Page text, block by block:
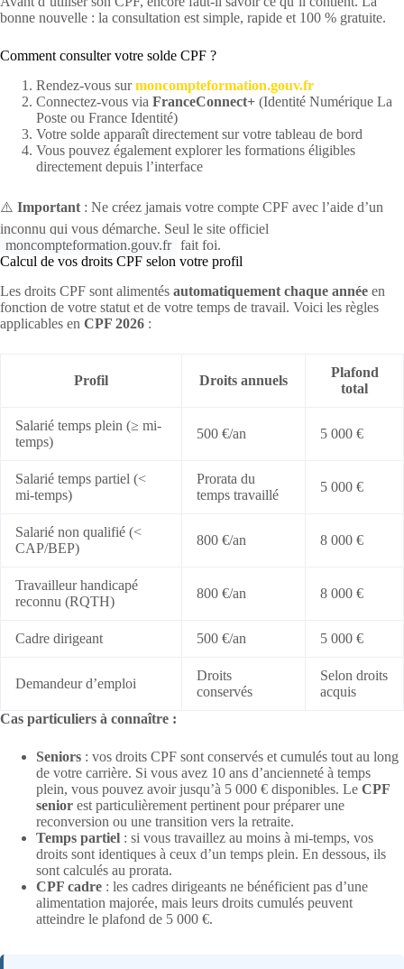
bonne nouvelle : la consultation est simple, rapide et 100 % gratuite.
Comment consulter votre solde CPF ?
Rendez-vous surmoncompteformation.gouv.fr
Connectez-vous via FranceConnect+ (Identité Numérique La
Poste ou France Identité)
Votre solde apparaît directement sur votre tableau de bord
Vous pouvez également explorer les formations éligibles
directement depuis l’interface
⚠️ Important : Ne créez jamais votre compte CPF avec l’aide d’un
inconnu qui vous démarche. Seul le site officiel
moncompteformation.gouv.fr fait foi.
Calcul de vos droits CPF selon votre profil
Les droits CPF sont alimentés automatiquement chaque année en
fonction de votre statut et de votre temps de travail. Voici les règles
applicables en CPF 2026 :
Profil Droits annuels
Plafond
total
Salarié temps plein (≥ mi-
temps)
500 €/an 5 000 €
Salarié temps partiel (<
mi-temps)
Prorata du
temps travaillé
5 000 €
Salarié non qualifié (<
CAP/BEP)
800 €/an 8 000 €
Travailleur handicapé
reconnu (RQTH)
800 €/an 8 000 €
Cadre dirigeant 500 €/an 5 000 €
Demandeur d’emploi
Droits
conservés
Selon droits
acquis
Cas particuliers à connaître :
Seniors : vos droits CPF sont conservés et cumulés tout au long
de votre carrière. Si vous avez 10 ans d’ancienneté à temps
plein, vous pouvez avoir jusqu’à 5 000 € disponibles. Le CPF
senior est particulièrement pertinent pour préparer une
reconversion ou une transition vers la retraite.
Temps partiel : si vous travaillez au moins à mi-temps, vos
droits sont identiques à ceux d’un temps plein. En dessous, ils
sont calculés au prorata.
CPF cadre : les cadres dirigeants ne bénéficient pas d’une
alimentation majorée, mais leurs droits cumulés peuvent
atteindre le plafond de 5 000 €.